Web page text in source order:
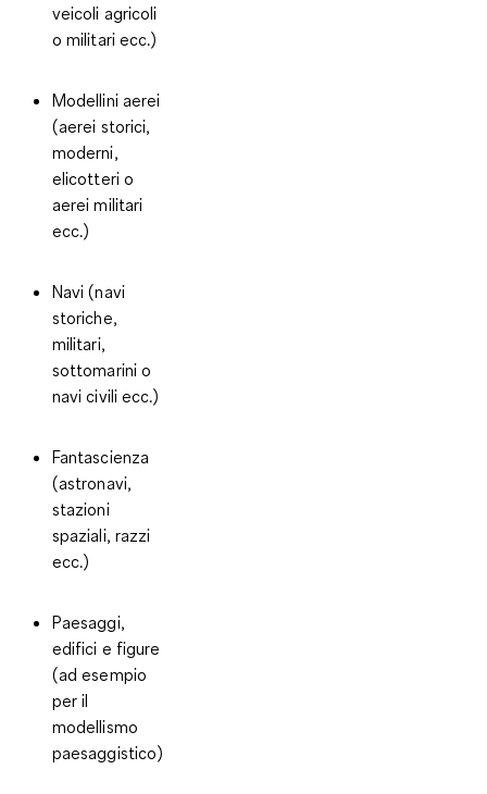
veicoli agricoli
o militari ecc.)
Modellini aerei
(aerei storici,
moderni,
elicotteri o
aerei militari
ecc.)
Navi(navi
storiche,
militari,
sottomarini o
navi civili ecc.)
Fantascienza
(astronavi,
stazioni
spaziali, razzi
ecc.)
Paesaggi,
edifici e figure
(ad esempio
per il
modellismo
paesaggistico)